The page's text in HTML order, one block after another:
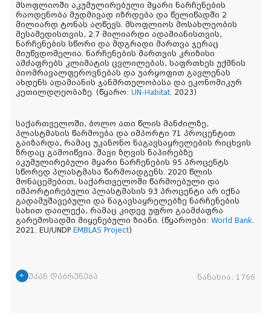
მსოფლიოში აკუმულირებული მყარი ნარჩენების
რაოდენობა მუდმივად იზრდება და წელიწადში 2
მილიარდ ტონას აღწევს. მსოფლიოს მოსახლეობის
მესამედისთვის, 2.7 მილიარდი ადამიანისთვის,
ნარჩენების სწორი და მდგრადი მართვა ჯერაც
მიუწვდომელია. ნარჩენების მართვის კრიზისი
ამძაფრებს კლიმატის ცვლილებას, საფრთხეს უქმნის
ბიომრავალფეროვნებას და უარყოფით გავლენას
ახდენს ადამიანის ჯანმრთელობასა და ეკონომიკურ
კეთილდღეობაზე. (წყარო: UN-Habitat. 2023)
საქართველოში, ბოლო ათი წლის მანძილზე,
პლასტმასის წარმოება და იმპორტი 71 პროცენტით
გაიზარდა, რამაც უკანონო ნაგავსაყრელების რიცხვის
ზრდაც გამოიწვია. შავი ზღვის ნაპირებზე
აკუმულირებული მყარი ნარჩენების 95 პროცენტს
სწორედ პლასტმასა წარმოადგენს. 2020 წლის
მონაცემებით, საქართველოში წარმოებული და
იმპორტირებული პლასტმასის 93 პროცენტი არ იქნა
გადამუშავებული და ნაგავსაყრელებზე ნარჩენების
სახით დაილექა, რამაც კიდევ უფრო გაამძაფრა
გარემოსადმი მიყენებული ზიანი. (წყაროები: World Bank
2021. EU/UNDP EMBLAS Project)
უკან დაბრუნება ნანახია: 1766